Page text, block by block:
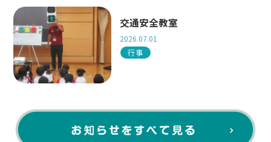
交通安全教室
2026.07.01
行事